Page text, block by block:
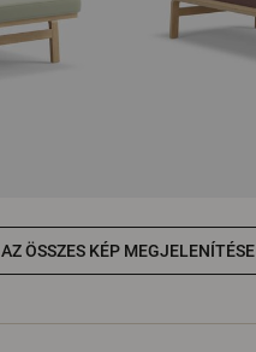
AZ ÖSSZES KÉP MEGJELENÍTÉSE